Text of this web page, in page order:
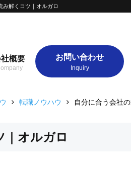
解くコツ｜オルガロ
概要 お問い合わせ
転職ノウハウ 自分に合う会社
｜オルガロ